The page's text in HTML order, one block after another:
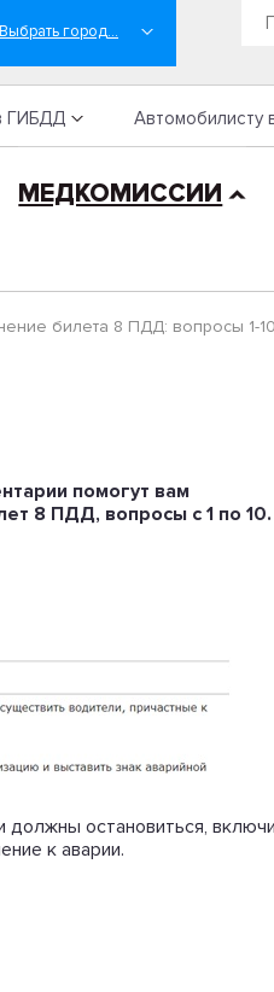
ГИБДД Автомобилисту
МЕДКОМИССИИ
билета 8 ПДД: вопросы 1-10
помогут вам
8 ПДД, вопросы с 1 по
остановиться,
к аварии.